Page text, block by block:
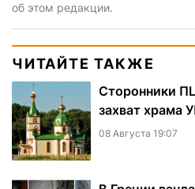
об этом редакции.
ЧИТАЙТЕ ТАКЖЕ
Сторонники
захват храма
08 Августа 19:07